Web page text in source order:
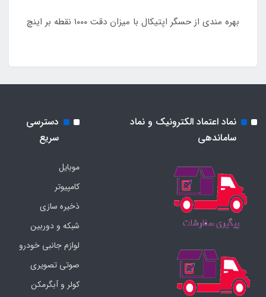
بهره مندی از حسگر اپتیکال با میزان دقت ۱۰۰۰ نقطه بر اینچ
نماد اعتماد الکترونیک و نماد
ساماندهی
دسترسی
سریع
موبایل
کامپیوتر
ذخیره سازی
شبکه و دوربین
لوازم جانبی خودرو
صوتی تصویری
کولر و آبگرمکن